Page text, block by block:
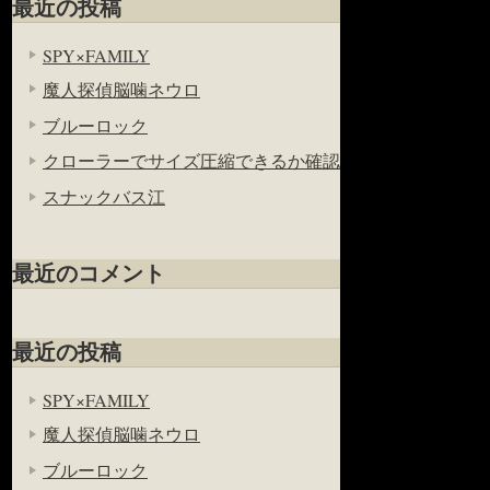
最近の投稿
SPY×FAMILY
魔人探偵脳噛ネウロ
ブルーロック
クローラーでサイズ圧縮できるか確認
スナックバス江
最近のコメント
最近の投稿
SPY×FAMILY
魔人探偵脳噛ネウロ
ブルーロック